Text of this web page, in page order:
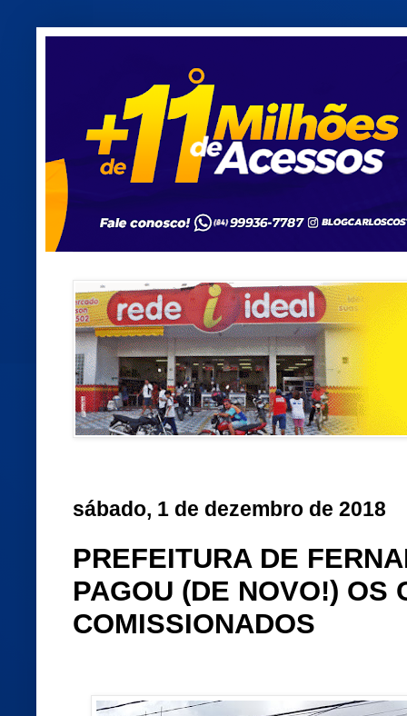
sábado, 1 de dezembro de 2018
PREFEITURA DE
PAGOU (DE NOVO!) OS
COMISSIONADOS